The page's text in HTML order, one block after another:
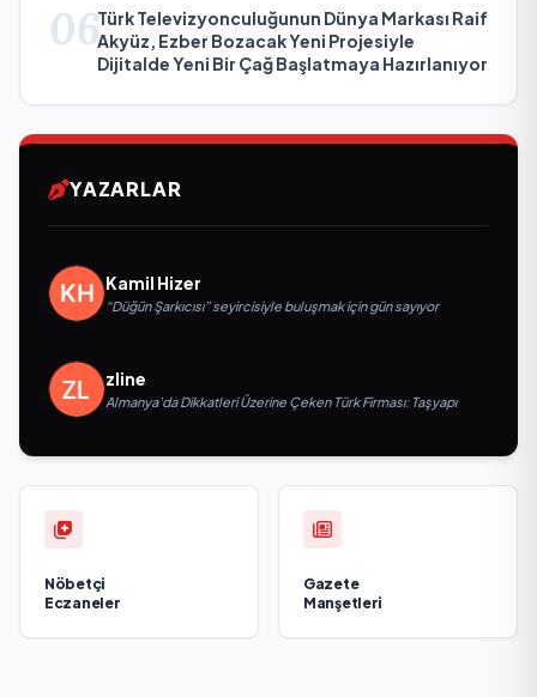
06Türk Televizyonculuğunun Dünya Markası Raif
Akyüz, Ezber Bozacak Yeni Projesiyle
Dijitalde Yeni Bir Çağ Başlatmaya Hazırlanıyor
YAZARLAR
Kamil Hizer
“Düğün Şarkıcısı” seyircisiyle buluşmak için gün sayıyor
zline
Almanya’da Dikkatleri Üzerine Çeken Türk Firması: Taşyapı
Nöbetçi
Eczaneler
Gazete
Manşetleri